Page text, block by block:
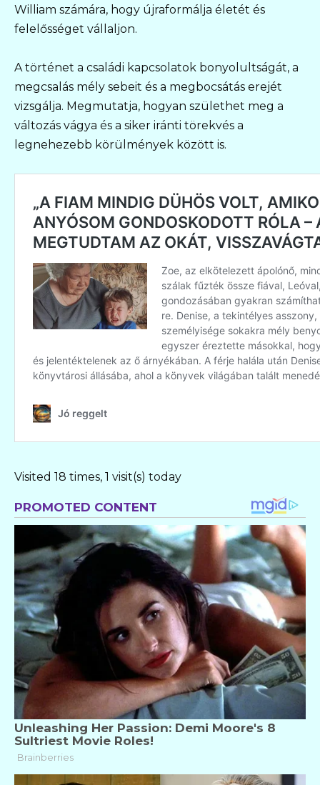
William számára, hogy újraformálja életét és
felelősséget vállaljon.
A történet a családi kapcsolatok bonyolultságát, a
megcsalás mély sebeit és a megbocsátás erejét
vizsgálja. Megmutatja, hogyan születhet meg a
változás vágya és a siker iránti törekvés a
legnehezebb körülmények között is.
Visited 18 times, 1 visit(s) today